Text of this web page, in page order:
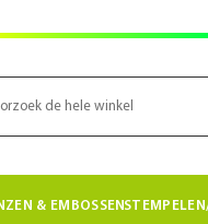
& EMBOSSEN